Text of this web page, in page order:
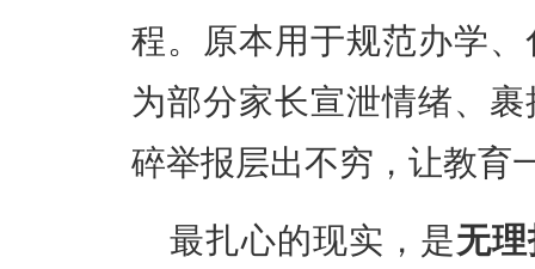
程。原本用于规范办学
为部分家长宣泄情绪、
碎举报层出不穷，让教育
最扎心的现实，是无